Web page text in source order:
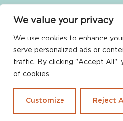
We value your privacy
We use cookies to enhance
serve personalized ads or
traffic. By clicking "Accept All",
of cookies.
Customize Reject
Únete
Política de no
Condiciones de uso